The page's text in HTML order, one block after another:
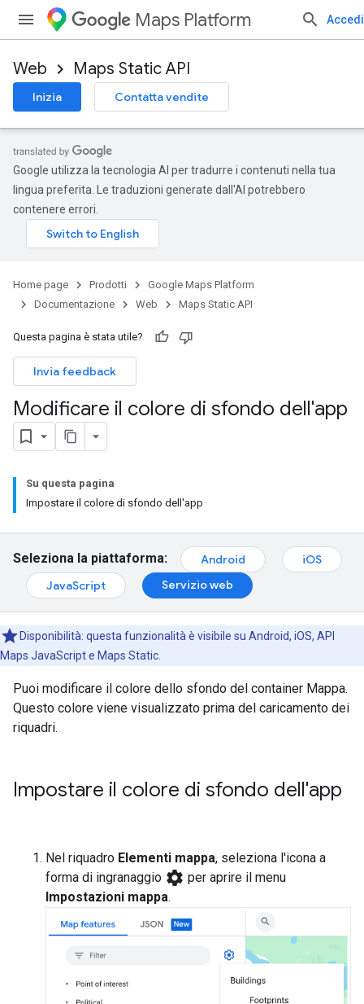
Maps Platform Accedi
Web Maps Static API
Inizia Contatta vendite
Google utilizza la tecnologia AI per tradurre i contenuti nella tua
lingua preferita. Le traduzioni generate dall'AI potrebbero
contenere errori.
Home page Prodotti
Google Maps Platform
Documentazione
Web Maps Static API
Questa pagina è stata utile?
Invia feedback
Modificare il colore di sfondo dell'app
Su questa pagina
Impostare il colore di sfondo dell'app
Seleziona la piattaforma: Android
iOS
JavaScript
Servizio web
Disponibilità: questa funzionalità è visibile su Android, iOS, API
Maps JavaScript e Maps Static.
Puoi modificare il colore dello sfondo del container Mappa.
Questo colore viene visualizzato prima del caricamento dei
riquadri.
Impostare il colore di sfondo dell'app
Nel riquadro Elementi mappa, seleziona l'icona a
forma di ingranaggio settings per aprire il menu
Impostazioni mappa.